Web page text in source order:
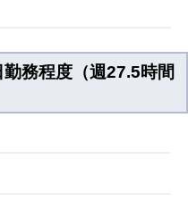
務程度（週27.5時間